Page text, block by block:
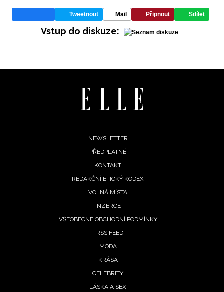
INFORMACE
Tweetnout Mail Připnout Sdílet
Vstup do diskuze:
NEWSLETTER
PŘEDPLATNÉ
KONTAKT
REDAKČNÍ ETICKÝ KODEX
VOLNÁ MÍSTA
INZERCE
VŠEOBECNÉ OBCHODNÍ PODMÍNKY
RSS FEED
MÓDA
KRÁSA
CELEBRITY
LÁSKA A SEX